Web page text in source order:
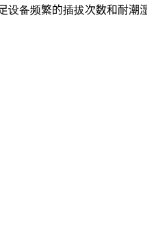
设备频繁的插拔次数和耐潮